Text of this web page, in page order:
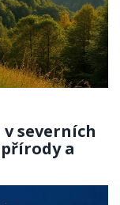
severních
a